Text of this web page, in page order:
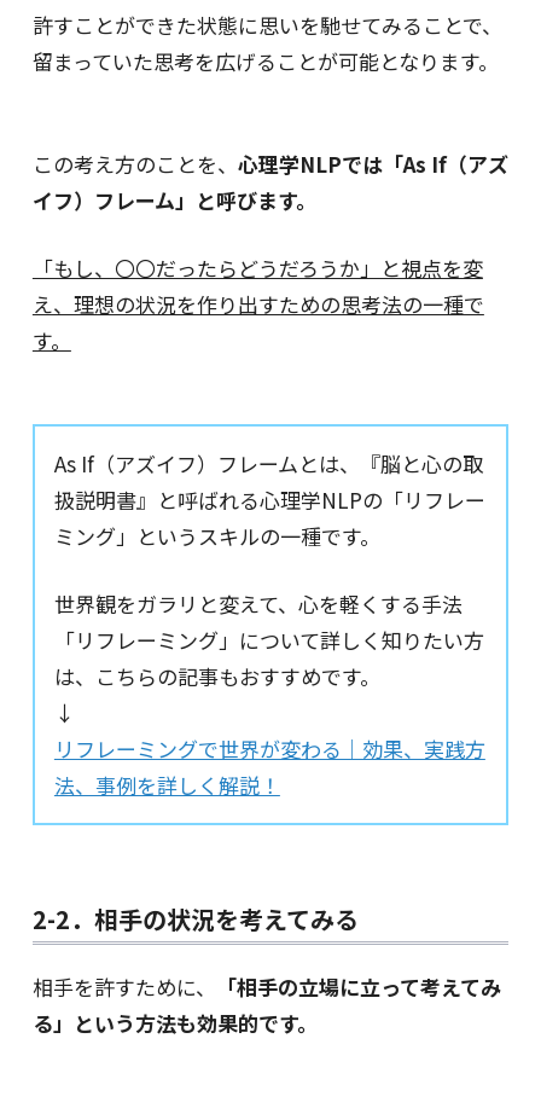
許すことができた状態に思いを馳せてみることで、
留まっていた思考を広げることが可能となります。
この考え方のことを、 心理学NLPでは「As If（アズ
イフ）フレーム」と呼びます。
「もし、〇〇だったらどうだろうか」と視点を変
え、理想の状況を作り出すための思考法の一種で
す。
As If（アズイフ）フレームとは、『脳と心の取
扱説明書』と呼ばれる心理学NLPの「リフレー
ミング」というスキルの一種です。
世界観をガラリと変えて、心を軽くする手法
「リフレーミング」について詳しく知りたい方
は、こちらの記事もおすすめです。
↓
リフレーミングで世界が変わる｜効果、実践方
法、事例を詳しく解説！
2-2．相手の状況を考えてみる
相手を許すために、
「相手の立場に立って考えてみ
る」という方法も効果的です。